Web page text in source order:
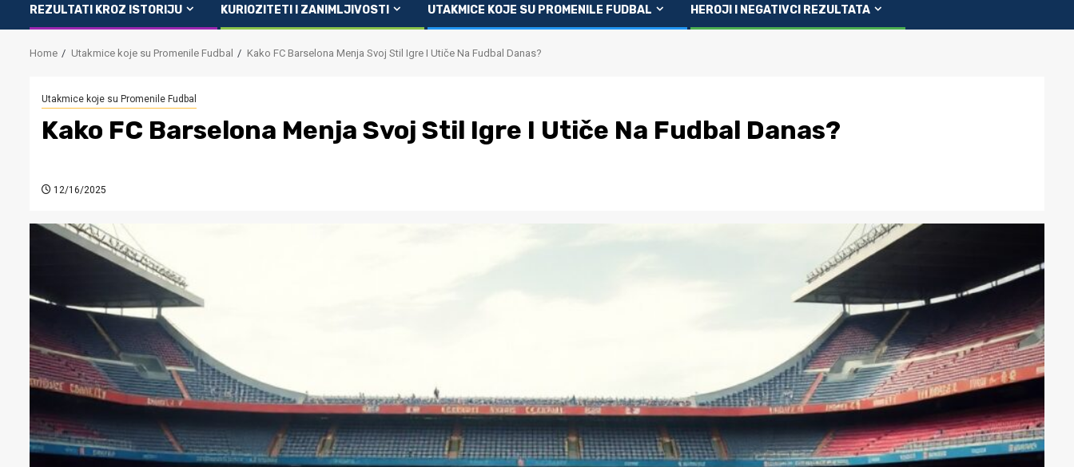
REZULTATI KROZ ISTORIJU KURIOZITETI I ZANIMLJIVOSTI UTAKMICE KOJE SU PROMENILE FUDBAL HEROJI I NEGATIVCI REZULTATA
Home Utakmice koje su Promenile Fudbal Kako FC Barselona Menja Svoj Stil Igre I Utiče Na Fudbal Danas?
Utakmice koje su Promenile Fudbal
Kako FC Barselona Menja Svoj Stil Igre I Utiče Na Fudbal Danas?
12/16/2025